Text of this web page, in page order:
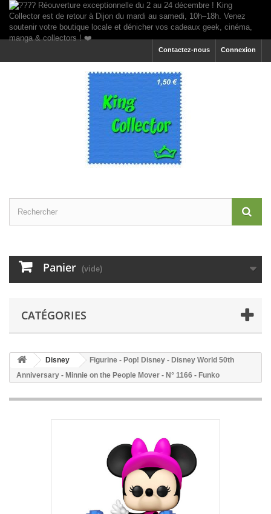
Connexion
Contactez-nous
Panier (vide)
CATÉGORIES
Disney
Figurine - Pop! Disney - Disney World 50th
Anniversary - Minnie on the People Mover - N° 1166 - Funko